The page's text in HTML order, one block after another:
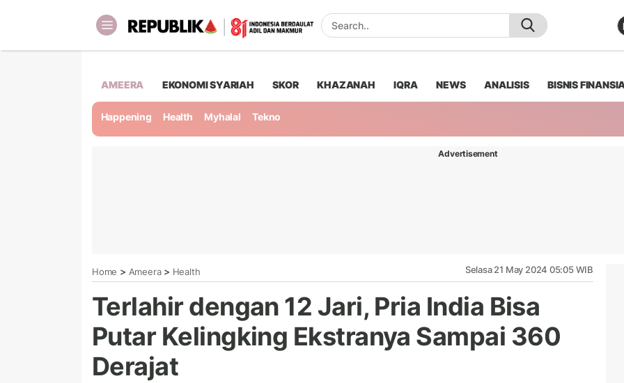
AMEERA EKONOMI SYARIAH SKOR KHAZANAH IQRA NEWS ANALISIS BISNIS
Happening Health Myhalal Tekno
Advertisement
Home > Ameera> Health Selasa 21 May 2024 05:05 WIB
Terlahir dengan 12 Jari, Pria India Bisa
Putar Kelingking Ekstranya Sampai 360
Derajat